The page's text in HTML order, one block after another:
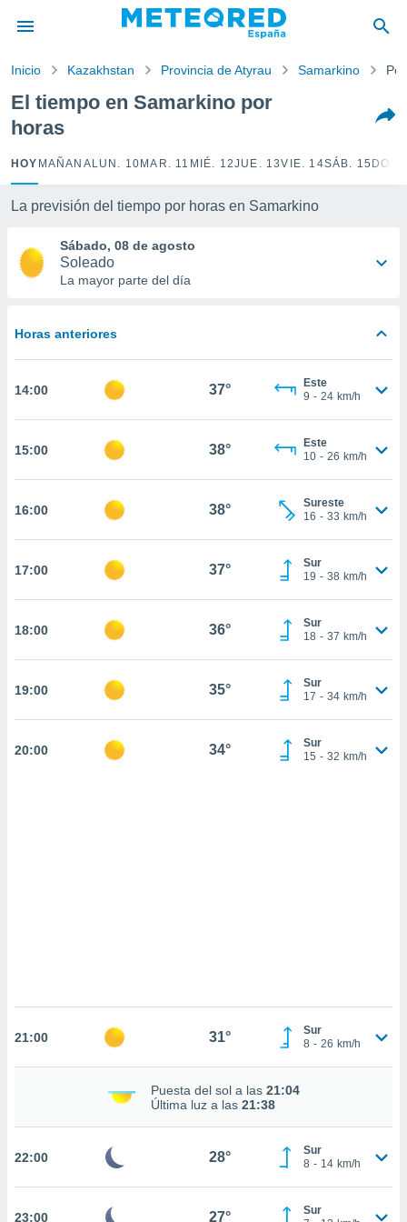
por
para
la
calidad.
a este
las
y
forma
basada
permite
coste.
botón
a la
todas
ya sean
nos
en
perfil
y
de
En
CONTINUAR
Inicio Kazakhstan Provincia de Atyrau Samarkino
El tiempo en Samarkino por
horas
HOY MAÑANA LUN. 10 MAR. 11 MIÉ. 12JUE. 13VIE. 14SÁB. 15
La previsión del tiempo por horas en Samarkino
Sábado, 08 de agosto
Soleado
La mayor parte del día
Horas anteriores
14:00 37°
Este
9 - 24 km/h
15:00 38°
Este
10 - 26 km/h
16:00 38°
Sureste
16 - 33 km/h
17:00 37°
Sur
19 - 38 km/h
18:00 36°
Sur
18 - 37 km/h
19:00 35°
Sur
17 - 34 km/h
20:00 34°
Sur
15 - 32 km/h
21:00 31°
Sur
8 - 26 km/h
Puesta del sol a las 21:04
Última luz a las 21:38
22:00 28°
Sur
8 - 14 km/h
23:00 27°
Sur